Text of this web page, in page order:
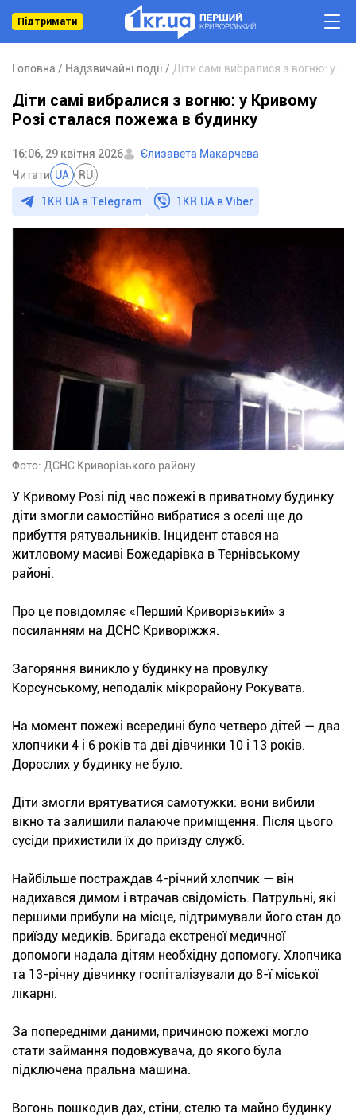
Підтримати
Головна Надзвичайні події
Діти самі вибралися з вогню: у Кривому
Розі сталася пожежа в будинку
16:06, 29 квітня 2026
Єлизавета Макарчева
Читати UA RU
1KR.UA в Telegram 1KR.UA вViber
Фото: ДСНС Криворізького району
У Кривому Розі під час пожежі в приватному будинку
діти змогли самостійно вибратися з оселі ще до
прибуття рятувальників. Інцидент стався на
житловому масиві Божедарівка в Тернівському
районі.
Про це повідомляє «Перший Криворізький» з
посиланням на ДСНС Криворіжжя.
Загоряння виникло у будинку на провулку
Корсунському, неподалік мікрорайону Рокувата.
На момент пожежі всередині було четверо дітей — два
хлопчики 4 і 6 років та дві дівчинки 10 і 13 років.
Дорослих у будинку не було.
Діти змогли врятуватися самотужки: вони вибили
вікно та залишили палаюче приміщення. Після цього
сусіди прихистили їх до приїзду служб.
Найбільше постраждав 4-річний хлопчик — він
надихався димом і втрачав свідомість. Патрульні, які
першими прибули на місце, підтримували його стан до
приїзду медиків. Бригада екстреної медичної
допомоги надала дітям необхідну допомогу. Хлопчика
та 13-річну дівчинку госпіталізували до 8-ї міської
лікарні.
За попередніми даними, причиною пожежі могло
стати займання подовжувача, до якого була
підключена пральна машина.
Вогонь пошкодив дах, стіни, стелю та майно будинку